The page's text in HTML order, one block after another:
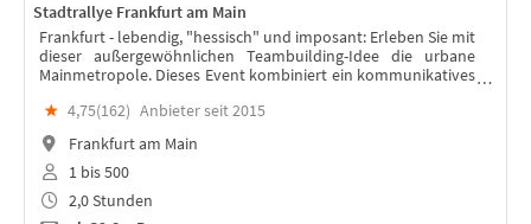
Stadtrallye Frankfurt am Main
Frankfurt - lebendig, "hessisch" und imposant: Erleben Sie mit
dieser außergewöhnlichen Teambuilding-Idee die urbane
Mainmetropole. Dieses Event kombiniert ein kommunikatives
★ 4,75(162) Anbieter seit 2015
Frankfurt am Main
1 bis 500
2,0 Stunden